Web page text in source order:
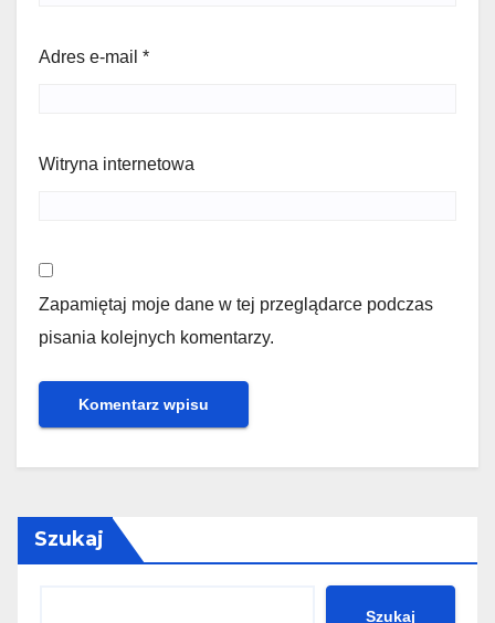
Adres e-mail *
Witryna internetowa
Zapamiętaj moje dane w tej przeglądarce podczas
pisania kolejnych komentarzy.
Szukaj
Szukaj